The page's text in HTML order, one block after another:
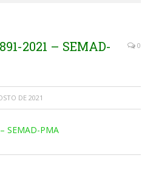
2021 – SEMAD-
0
DE 2021
SEMAD-PMA